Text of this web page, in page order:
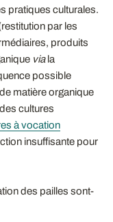
pratiques culturales.
par les
produits
viala
possible
matière organique
cultures
à vocation
insuffisante pour
des pailles sont-